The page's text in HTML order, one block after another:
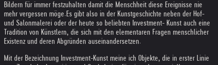
Bildern für immer festzuhalten damit die Menschheit diese Ereignisse nie
mehr vergessen möge.Es gibt also in der Kunstgeschichte neben der Hof-
und Salonmalerei oder der heute so beliebten Investment- Kunst auch eine
Tradition von Künstlern, die sich mit den elementaren Fragen menschlicher
Existenz und deren Abgründen auseinandersetzen.
Mit der Bezeichnung Investment-Kunst meine ich Objekte, die in erster Linie